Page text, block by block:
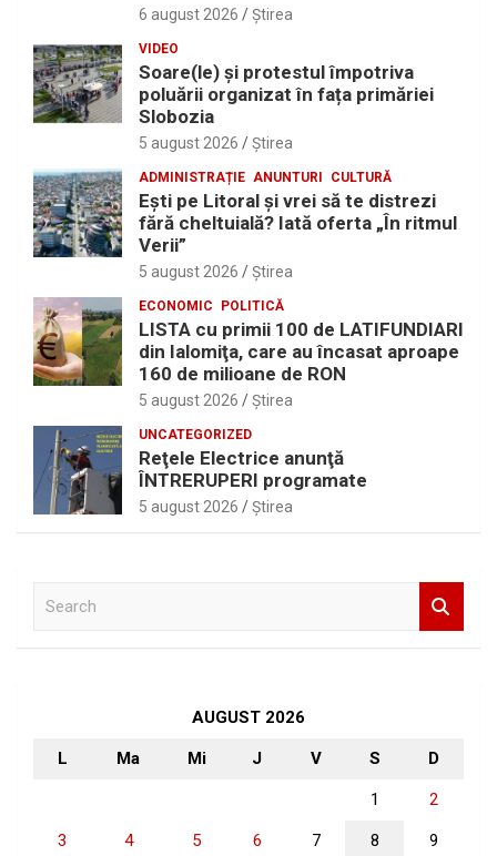
6 august 2026 Ştirea
VIDEO
Soare(le) și protestul împotriva
poluării organizat în fața primăriei
Slobozia
5 august 2026 Ştirea
ADMINISTRAȚIE ANUNTURI CULTURĂ
Eşti pe Litoral şi vrei să te distrezi
fără cheltuială? Iată oferta „În ritmul
Verii”
5 august 2026 Ştirea
ECONOMIC POLITICĂ
LISTA cu primii 100 de LATIFUNDIARI
din Ialomiţa, care au încasat aproape
160 de milioane de RON
5 august 2026 Ştirea
UNCATEGORIZED
Reţele Electrice anunţă
ÎNTRERUPERI programate
5 august 2026 Ştirea
AUGUST 2026
L Ma Mi J V S D
1 2
3 4 5 6 7 8 9